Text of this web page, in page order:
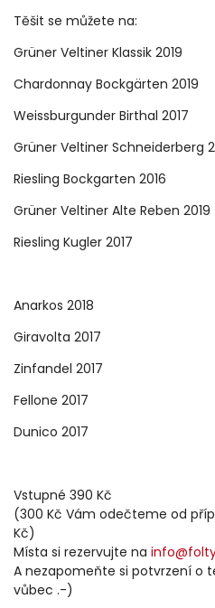
Těšit se můžete na:
Grüner Veltiner Klassik 2019
Chardonnay Bockgärten 2019
Weissburgunder Birthal 2017
Grüner Veltiner Schneiderberg
Riesling Bockgarten 2016
Grüner Veltiner Alte Reben 2019
Riesling Kugler 2017
Anarkos 2018
Giravolta 2017
Zinfandel 2017
Fellone 2017
Dunico 2017
Vstupné 390 Kč
(300 Kč Vám odečteme od
Kč)
Místa si rezervujte na
A nezapomeňte si potvrzení o
vůbec .-)